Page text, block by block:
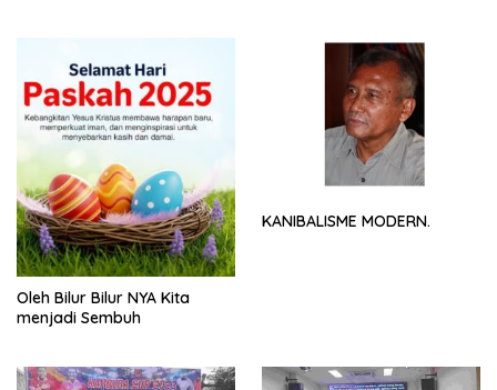
Oleh Bilur Bilur NYA Kita
menjadi Sembuh
KANIBALISME MODERN.